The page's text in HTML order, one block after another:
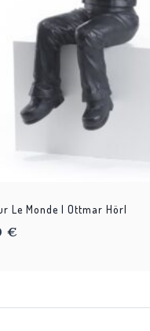
Le Monde | Ottmar Hörl
€